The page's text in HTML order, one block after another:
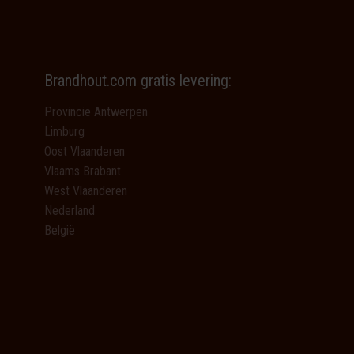
Brandhout.com gratis levering:
Provincie Antwerpen
Limburg
Oost Vlaanderen
Vlaams Brabant
West Vlaanderen
Nederland
België